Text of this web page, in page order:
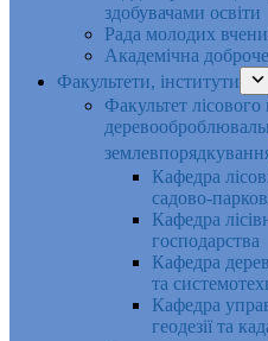
здобувачами освіти
Рада молодих
Академічна
Факультети, інститути
Факультет лісового
Кафедра
садово-
Кафедра
господарства
Кафедра
та
Кафедра
геодезії та